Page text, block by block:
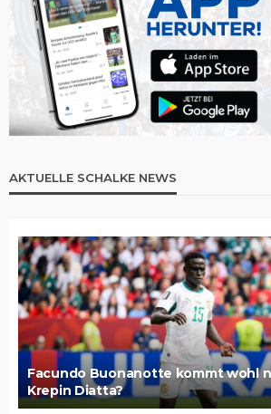
AKTUELLE SCHALKE NEWS
Facundo Buonanotte kommt wohl
Krepin Diatta?